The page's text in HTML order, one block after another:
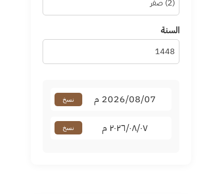
السنة
2026/08/07 م نسخ
٢٠٢٦/٠٨/٠٧ م نسخ